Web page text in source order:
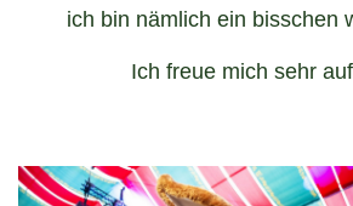
ich bin nämlich ein bisschen
Ich freue mich sehr